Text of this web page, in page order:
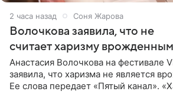
2 часа назад Соня Жарова
Волочкова заявила, что не
считает харизму
Анастасия Волочкова на фестивале
заявила, что харизма не является
Ее слова передает «Пятый канал».